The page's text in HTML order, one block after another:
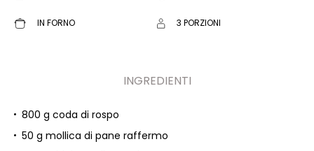
IN FORNO 3 PORZIONI
INGREDIENTI
800 g coda di rospo
50 g mollica di pane raffermo